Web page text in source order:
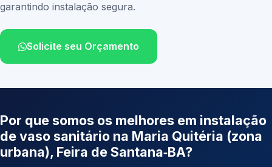
garantindo instalação segura.
Solicite seu Orçamento
Por que somos os melhores em instalação
de vaso sanitário na Maria Quitéria (zona
urbana), Feira de Santana‑BA?